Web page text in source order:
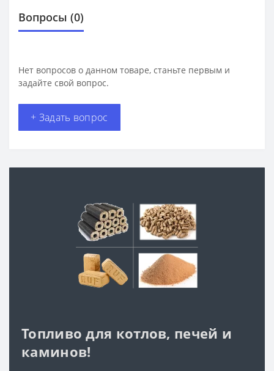
Вопросы (0)
Нет вопросов о данном товаре, станьте первым и
задайте свой вопрос.
+ Задать вопрос
Топливо для котлов, печей и
каминов!